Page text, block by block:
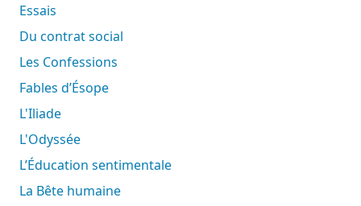
Essais
Du contrat social
Les Confessions
Fables d’Ésope
L'Iliade
L'Odyssée
L’Éducation sentimentale
La Bête humaine